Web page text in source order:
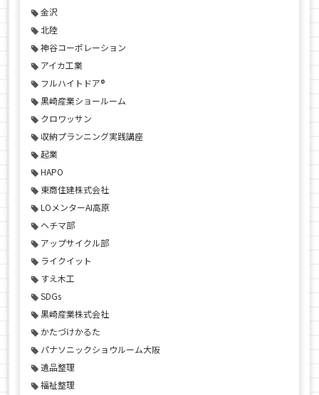
金沢
北陸
神谷コーポレーション
アイカ工業
フルハイトドア®
黒崎産業ショールーム
クロワッサン
収納プランニング実践講座
起業
HAPO
東商住建株式会社
LOメンターAI高原
ヘチマ部
アップサイクル部
ライクイット
すえ木工
SDGs
黒崎産業株式会社
かたづけかるた
パナソニックショウルーム大阪
遺品整理
福祉整理